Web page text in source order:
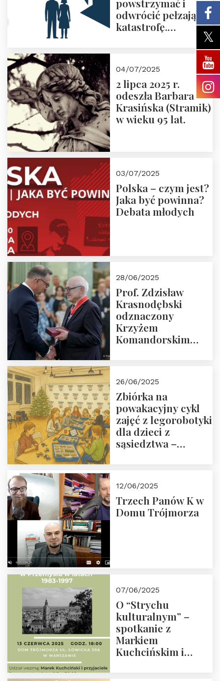
odwrócić pełzającą
katastrofę.
pierwsze spotkanie
Nowego
Ćwierćwiecza”
04/07/2025
2 lipca 2025 r.
odeszła Barbara
Krasińska (Stramik)
w wieku 95 lat.
03/07/2025
Polska – czym jest?
Jaka być powinna?
Debata młodych
28/06/2025
Prof. Zdzisław
Krasnodębski
odznaczony
Krzyżem
Komandorskim
26/06/2025
Zbiórka na
powakacyjny cykl
zajęć z legorobotyki
dla dzieci z
sąsiedztwa –
Fundacji
12/06/2025
Trzech Panów K w
Domu Trójmorza
07/06/2025
O “Strychu
kulturalnym” –
spotkanie z
Markiem
Kuchcińskim i